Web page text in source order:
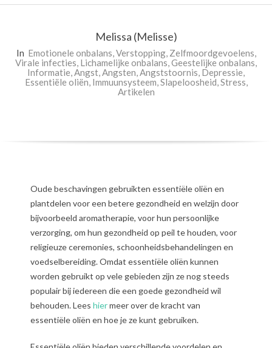
Menu
Melissa (Melisse)
In Emotionele onbalans,Verstopping, Zelfmoordgevoelens,
Virale infecties, Lichamelijke onbalans,Geestelijke onbalans,
Informatie,Angst,Angsten,Angststoornis, Depressie,
Essentiële oliën, Immuunsysteem,Slapeloosheid,Stress,
Artikelen
Oude beschavingen gebruikten essentiële oliën en
plantdelen voor een betere gezondheid en welzijn door
bijvoorbeeld aromatherapie, voor hun persoonlijke
verzorging, om hun gezondheid op peil te houden, voor
religieuze ceremonies, schoonheidsbehandelingen en
voedselbereiding. Omdat essentiële oliën kunnen
worden gebruikt op vele gebieden zijn ze nog steeds
populair bij iedereen die een goede gezondheid wil
behouden. Lees hiermeer over de kracht van
essentiële oliën en hoe je ze kunt gebruiken.